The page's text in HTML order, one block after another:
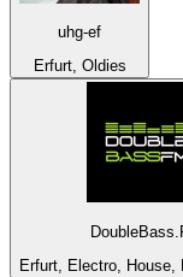
uhg-ef
Erfurt, Oldies
Erfurt, Electro, House,